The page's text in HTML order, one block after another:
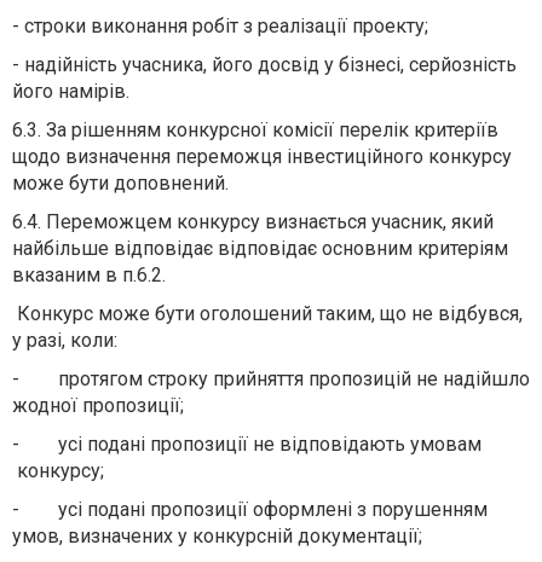
- строки виконання робіт з реалізації проекту;
- надійність учасника, його досвід у бізнесі, серйозність
його намірів.
6.3. За рішенням конкурсної комісії перелік критеріїв
щодо визначення переможця інвестиційного конкурсу
може бути доповнений.
6.4. Переможцем конкурсу визнається учасник, який
найбільше відповідає відповідає основним критеріям
вказаним в п.6.2.
Конкурс може бути оголошений таким, що не відбувся,
у разі, коли:
- протягом строку прийняття пропозицій не надійшло
жодної пропозиції;
- усі подані пропозиції не відповідають умовам
конкурсу;
- усі подані пропозиції оформлені з порушенням
умов, визначених у конкурсній документації;